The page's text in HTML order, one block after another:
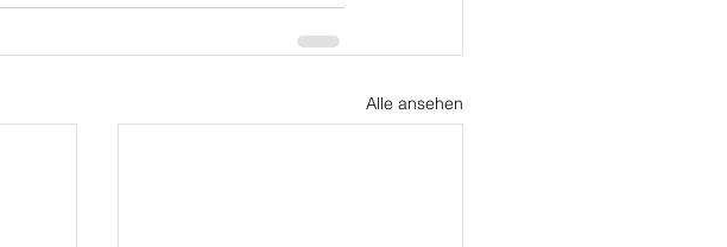
Alle ansehen